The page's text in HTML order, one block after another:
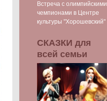
Встреча с олимпийскими
чемпионами в Центре
культуры "Хорошевский"
СКАЗКИ для
всей семьи